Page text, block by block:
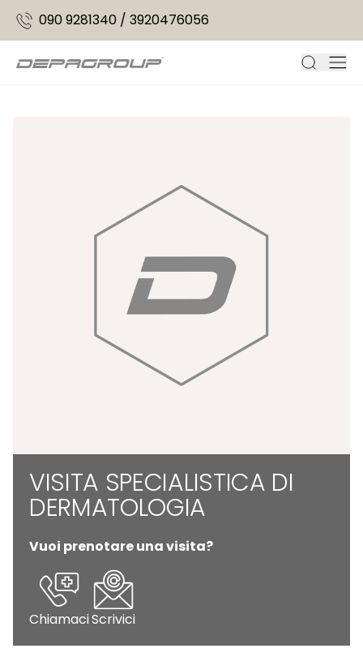
090 9281340 / 3920476056
VISITA SPECIALISTICA DI
DERMATOLOGIA
Vuoi prenotare una visita?
ChiamaciScrivici